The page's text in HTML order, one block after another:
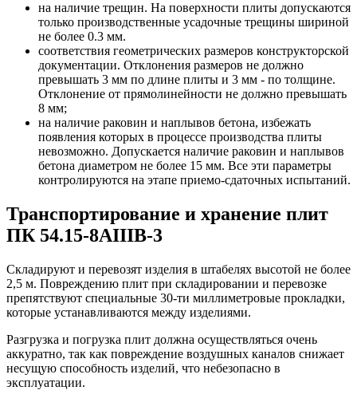
на наличие трещин. На поверхности плиты допускаются
только производственные усадочные трещины шириной
не более 0.3 мм.
соответствия геометрических размеров конструкторской
документации. Отклонения размеров не должно
превышать 3 мм по длине плиты и 3 мм - по толщине.
Отклонение от прямолинейности не должно превышать
8 мм;
на наличие раковин и наплывов бетона, избежать
появления которых в процессе производства плиты
невозможно. Допускается наличие раковин и наплывов
бетона диаметром не более 15 мм. Все эти параметры
контролируются на этапе приемо-сдаточных испытаний.
Транспортирование и хранение плит
ПК 54.15-8АIIIВ-3
Складируют и перевозят изделия в штабелях высотой не более
2,5 м. Повреждению плит при складировании и перевозке
препятствуют специальные 30-ти миллиметровые прокладки,
которые устанавливаются между изделиями.
Разгрузка и погрузка плит должна осуществляться очень
аккуратно, так как повреждение воздушных каналов снижает
несущую способность изделий, что небезопасно в
эксплуатации.